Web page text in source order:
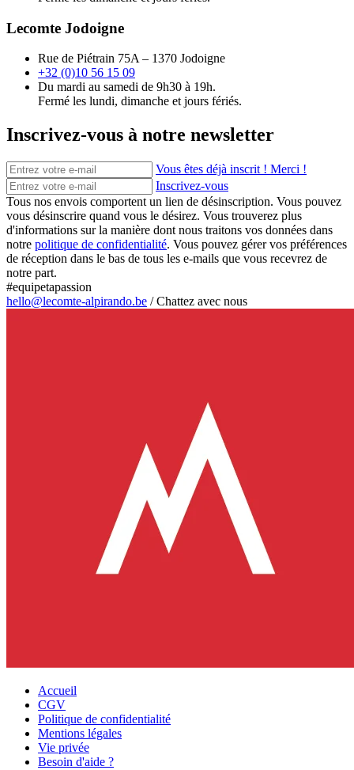
Lecomte Jodoigne
Rue de Piétrain 75A – 1370 Jodoigne
+32 (0)10 56 15 09
Du mardi au samedi de 9h30 à 19h.
Fermé les lundi, dimanche et jours fériés.
Inscrivez-vous à notre newsletter
Vous êtes déjà inscrit ! Merci !
Inscrivez-vous
Tous nos envois comportent un lien de désinscription. Vous pouvez
vous désinscrire quand vous le désirez. Vous trouverez plus
d'informations sur la manière dont nous traitons vos données dans
notre politique de confidentialité. Vous pouvez gérer vos préférences
de réception dans le bas de tous les e-mails que vous recevrez de
notre part.
#equipetapassion
hello@lecomte-alpirando.be /Chattez avec nous
Accueil
CGV
Politique de confidentialité
Mentions légales
Vie privée
Besoin d'aide ?